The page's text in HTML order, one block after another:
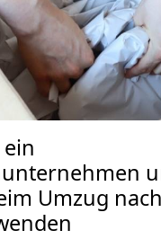
Umzug nach